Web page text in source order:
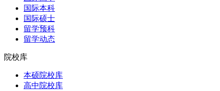
国际本科
国际硕士
留学预科
留学动态
院校库
本硕院校库
高中院校库